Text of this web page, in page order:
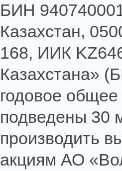
БИН
Казахстан,
168, ИИК
Казахстана»
годовое общее
подведены 30
производить
акциям АО